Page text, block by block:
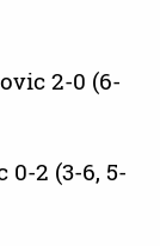
2-0 (6-
0-2 (3-6, 5-